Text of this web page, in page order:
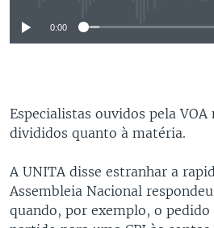
0:00
Especialistas ouvidos pela
divididos quanto à matéria.
A UNITA disse estranhar a
Assembleia Nacional
quando, por exemplo, o